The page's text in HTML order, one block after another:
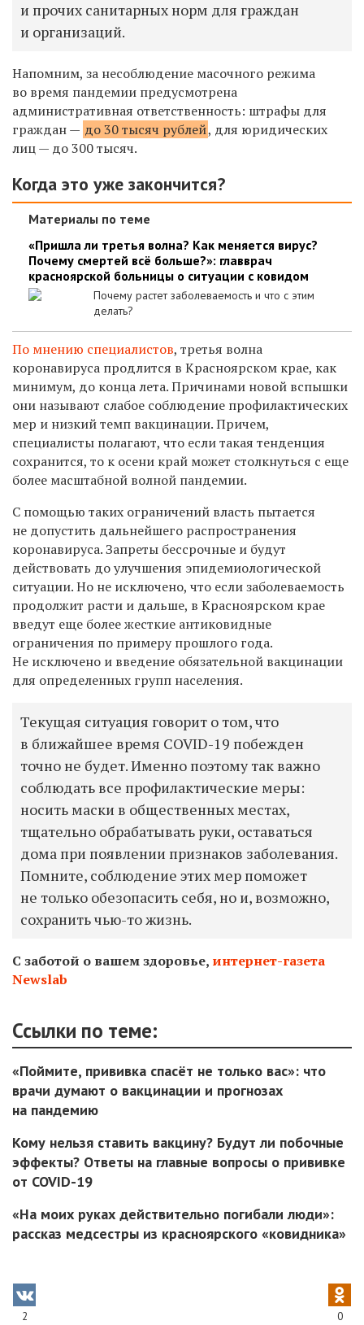
и прочих санитарных норм для граждан
и организаций.
Напомним, за несоблюдение масочного режима
во время пандемии предусмотрена
административная ответственность: штрафы для
граждан — до 30 тысяч рублей, для юридических
лиц — до 300 тысяч.
Когда это уже закончится?
Материалы по теме
«Пришла ли третья волна? Как меняется вирус?
Почему смертей всё больше?»: главврач
красноярской больницы о ситуации с ковидом
Почему растет заболеваемость и что с этим
делать?
По мнению специалистов, третья волна
коронавируса продлится в Красноярском крае, как
минимум, до конца лета. Причинами новой вспышки
они называют слабое соблюдение профилактических
мер и низкий темп вакцинации. Причем,
специалисты полагают, что если такая тенденция
сохранится, то к осени край может столкнуться с еще
более масштабной волной пандемии.
С помощью таких ограничений власть пытается
не допустить дальнейшего распространения
коронавируса. Запреты бессрочные и будут
действовать до улучшения эпидемиологической
ситуации. Но не исключено, что если заболеваемость
продолжит расти и дальше, в Красноярском крае
введут еще более жесткие антиковидные
ограничения по примеру прошлого года.
Не исключено и введение обязательной вакцинации
для определенных групп населения.
Текущая ситуация говорит о том, что
в ближайшее время COVID-19 побежден
точно не будет. Именно поэтому так важно
соблюдать все профилактические меры:
носить маски в общественных местах,
тщательно обрабатывать руки, оставаться
дома при появлении признаков заболевания.
Помните, соблюдение этих мер поможет
не только обезопасить себя, но и, возможно,
сохранить чью-то жизнь.
С заботой о вашем здоровье, интернет-газета
Newslab
Ссылки по теме:
«Поймите, прививка спасёт не только вас»: что
врачи думают о вакцинации и прогнозах
на пандемию
Кому нельзя ставить вакцину? Будут ли побочные
эффекты? Ответы на главные вопросы о прививке
от COVID-19
«На моих руках действительно погибали люди»:
рассказ медсестры из красноярского «ковидника»
2 0